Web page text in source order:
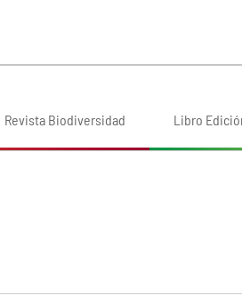
Revista Biodiversidad Libro